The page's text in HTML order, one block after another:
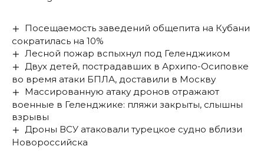
Посещаемость заведений общепита на Кубани
сократилась на 10%
Лесной пожар вспыхнул под Геленджиком
Двух детей, пострадавших в Архипо-Осиповке
во время атаки БПЛА, доставили в Москву
Массированную атаку дронов отражают
военные в Геленджике: пляжи закрыты, слышны
взрывы
Дроны ВСУ атаковали турецкое судно вблизи
Новороссийска